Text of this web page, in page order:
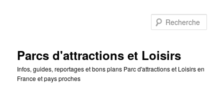
Parcs d'attractions et Loisirs
Infos, guides, reportages et bons plans Parc d'attractions et Loisirs en
France et pays proches